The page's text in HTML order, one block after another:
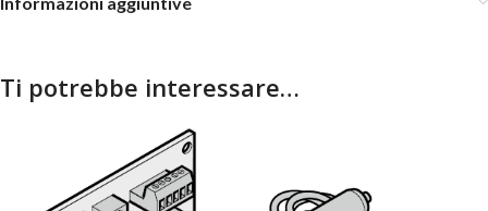
Ti potrebbe interessare…